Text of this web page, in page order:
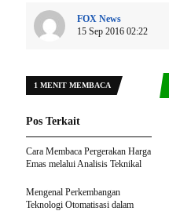
FOX News
15 Sep 2016 02:22
1 MENIT MEMBACA
Pos Terkait
Cara Membaca Pergerakan Harga
Emas melalui Analisis Teknikal
Mengenal Perkembangan
Teknologi Otomatisasi dalam